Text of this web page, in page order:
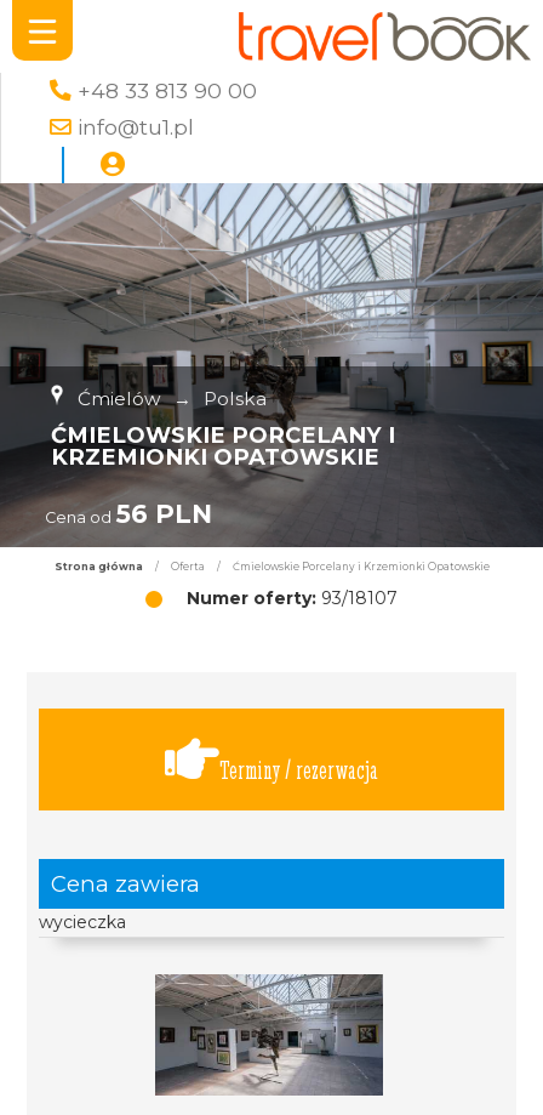
+48 33 813 90 00
info@tu1.pl
Ćmielów → Polska
ĆMIELOWSKIE PORCELANY I
KRZEMIONKI OPATOWSKIE
Cena od 56 PLN
Strona główna / Oferta / Ćmielowskie Porcelany i Krzemionki Opatowskie
Numer oferty: 93/18107
Terminy / rezerwacja
Cena zawiera
wycieczka